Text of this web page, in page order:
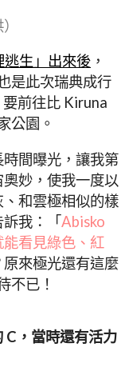
生」出來後 ，
是此次瑞典成行
前往比 Kiruna
公園。
間曝光，讓我第
妙，使我一度以
和雲極相似的樣
我：「Abisko
看見綠色、紅
原來極光還有這麼
不已！
C，當時還有活力